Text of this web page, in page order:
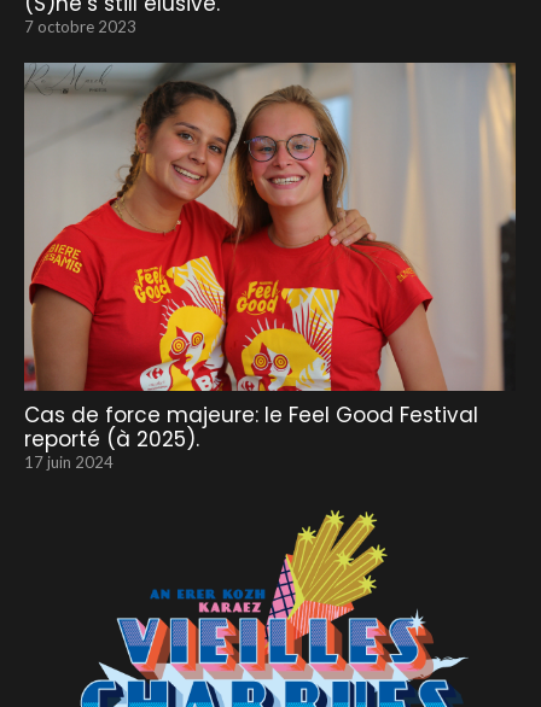
7 octobre 2023
Cas de force majeure: le Feel Good Festival
reporté (à 2025).
17 juin 2024